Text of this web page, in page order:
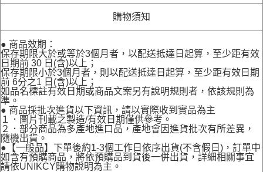
購物須知
● 商品效期：
保存期限大於或等於3個月者，以配送抵達日起算，至少距有效
日期前 30 日(含)以上；
保存期限小於3個月者，則以配送抵達日起算，至少距有效日期
前 6分之1 日(含)以上；
如品名標註有效日期或商品文案另有說明規則者，依該規則為
準。
● 商品採批次進貨以下資訊，請以實際收到實品為主
１．圖片刊載之製造/有效日期僅供參考。
２．部分商品為多產地進口品，產地會因進貨批次有所差異，
隨機出貨。
●【一般品】下單後約1-3個工作日依序出貨(不含假日)，訂單中
如含有預購商品，將依預購品到貨後一併出貨，詳細相關事宜
請依UNIKCY購物說明為主。